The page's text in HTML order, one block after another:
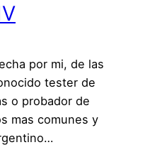
por mi, de las
tester de
o probador de
mas comunes y